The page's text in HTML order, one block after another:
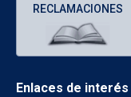
RECLAMACIONES
Enlaces de interés